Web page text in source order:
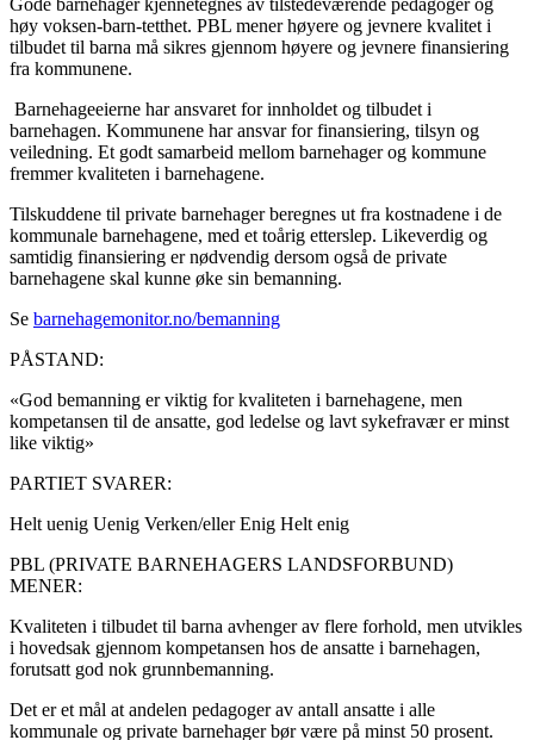
Gode barnehager kjennetegnes av tilstedeværende pedagoger og
høy voksen-barn-tetthet. PBL mener høyere og jevnere kvalitet i
tilbudet til barna må sikres gjennom høyere og jevnere finansiering
fra kommunene.
Barnehageeierne har ansvaret for innholdet og tilbudet i
barnehagen. Kommunene har ansvar for finansiering, tilsyn og
veiledning. Et godt samarbeid mellom barnehager og kommune
fremmer kvaliteten i barnehagene.
Tilskuddene til private barnehager beregnes ut fra kostnadene i de
kommunale barnehagene, med et toårig etterslep. Likeverdig og
samtidig finansiering er nødvendig dersom også de private
barnehagene skal kunne øke sin bemanning.
Se barnehagemonitor.no/bemanning
PÅSTAND:
«God bemanning er viktig for kvaliteten i barnehagene, men
kompetansen til de ansatte, god ledelse og lavt sykefravær er minst
like viktig»
PARTIET SVARER:
Helt uenig Uenig Verken/ellerEnig Helt enig
PBL (PRIVATE BARNEHAGERS LANDSFORBUND)
MENER:
Kvaliteten i tilbudet til barna avhenger av flere forhold, men utvikles
i hovedsak gjennom kompetansen hos de ansatte i barnehagen,
forutsatt god nok grunnbemanning.
Det er et mål at andelen pedagoger av antall ansatte i alle
kommunale og private barnehager bør være på minst 50 prosent.